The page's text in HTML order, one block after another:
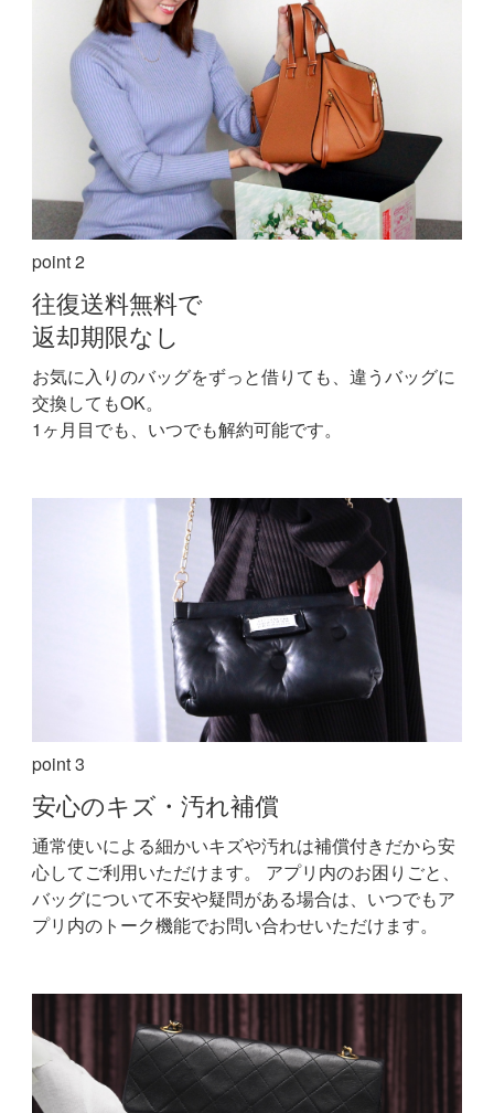
point 2
往復送料無料で
返却期限なし
お気に入りのバッグをずっと借りても、違うバッグに
交換してもOK。
1ヶ月目でも、いつでも解約可能です。
point 3
安心のキズ・汚れ補償
通常使いによる細かいキズや汚れは補償付きだから安
心してご利用いただけます。 アプリ内のお困りごと、
バッグについて不安や疑問がある場合は、いつでもア
プリ内のトーク機能でお問い合わせいただけます。